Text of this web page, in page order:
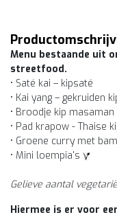
Menu bestaande uit
streetfood.
• Saté kai – kipsaté
• Kai yang – gekruiden
• Broodje kip masaman
• Pad krapow - Thaise
• Groene curry met
• Mini loempia's
Gelieve aantal
Hiermee is er voor